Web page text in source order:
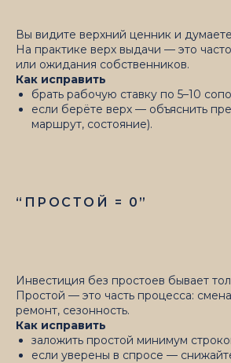
Вы видите верхний ценник и
На практике верх выдачи — это
или ожидания собственников.
Как исправить
брать рабочую ставку по 5–10
если берёте верх — объяснить
маршрут, состояние).
“ПРОСТОЙ = 0”
Инвестиция без простоев бывает
Простой — это часть процесса:
ремонт, сезонность.
Как исправить
заложить простой минимум
если уверены в спросе —